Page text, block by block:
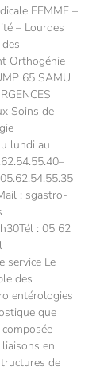
FEMME –
– Lourdes
Orthogénie
65 SAMU
Soins de
lundi au
: sgastro-
: 05 62
service Le
des
entérologies
que
en
de